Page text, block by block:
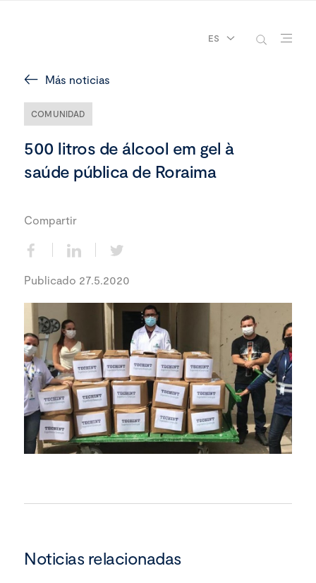
ES
Más noticias
COMUNIDAD
500 litros de álcool em gel à
saúde pública de Roraima
Compartir
Publicado 27.5.2020
Noticias relacionadas